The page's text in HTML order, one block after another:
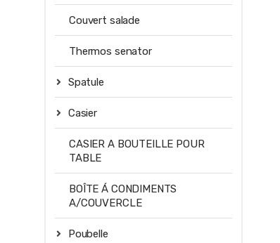
Couvert salade
Thermos senator
Spatule
Casier
CASIER A BOUTEILLE POUR
TABLE
BOÎTE Á CONDIMENTS
A/COUVERCLE
Poubelle